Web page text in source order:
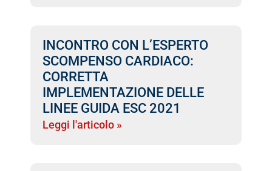
INCONTRO CON L’ESPERTO
SCOMPENSO CARDIACO:
CORRETTA
IMPLEMENTAZIONE DELLE
LINEE GUIDA ESC 2021
Leggi l'articolo »